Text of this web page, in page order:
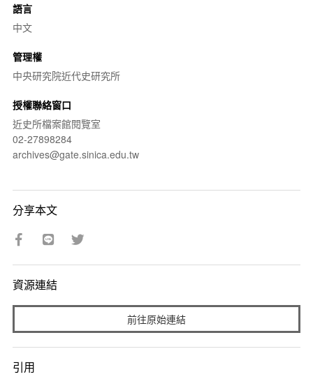
語言
中文
管理權
中央研究院近代史研究所
授權聯絡窗口
近史所檔案館閱覽室
02-27898284
archives@gate.sinica.edu.tw
分享本文
資源連結
前往原始連結
引用